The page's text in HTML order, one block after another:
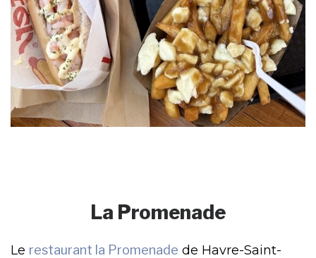
La Promenade
Le restaurant la Promenade de Havre-Saint-